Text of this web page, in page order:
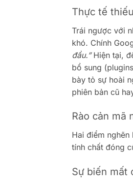
Thực tế
Trái ngược với
khó. Chính
đầu.”Hiện tại,
bổ sung
bày tỏ sự hoài
phiên bản cũ
Rào cản mã
Hai điểm
tính chất đóng
Sự biến mất